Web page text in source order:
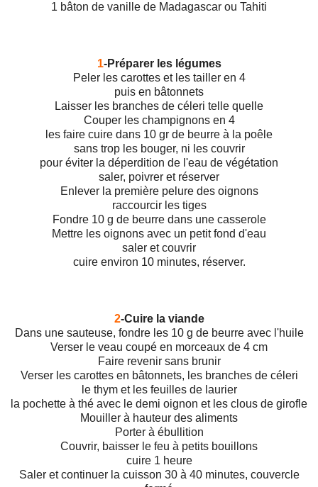
1 bâton de vanille de Madagascar ou Tahiti
1-Préparer les légumes
Peler les carottes et les tailler en 4
puis en bâtonnets
Laisser les branches de céleri telle quelle
Couper les champignons en 4
les faire cuire dans 10 gr de beurre à la poêle
sans trop les bouger, ni les couvrir
pour éviter la déperdition de l'eau de végétation
saler, poivrer et réserver
Enlever la première pelure des oignons
raccourcir les tiges
Fondre 10 g de beurre dans une casserole
Mettre les oignons avec un petit fond d'eau
saler et couvrir
cuire environ 10 minutes, réserver.
2-Cuire la viande
Dans une sauteuse, fondre les 10 g de beurre avec l'huile
Verser le veau coupé en morceaux de 4 cm
Faire revenir sans brunir
Verser les carottes en bâtonnets, les branches de céleri
le thym et les feuilles de laurier
la pochette à thé avec le demi oignon et les clous de girofle
Mouiller à hauteur des aliments
Porter à ébullition
Couvrir, baisser le feu à petits bouillons
cuire 1 heure
Saler et continuer la cuisson 30 à 40 minutes, couvercle